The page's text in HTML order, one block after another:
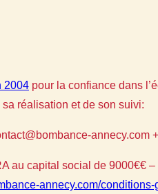
2004 pour la confiance dans
réalisation et de son suivi:
au capital social de 9000€€
annecy.com/